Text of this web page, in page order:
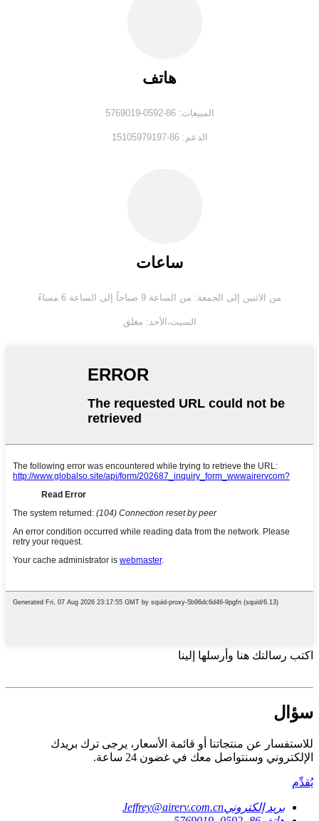
هاتف
المبيعات: 86-0592-5769019
الدعم: 86-15105979197
ساعات
من الاثنين إلى الجمعة: من الساعة 9 صباحاً إلى الساعة 6 مساءً
السبت، الأحد: مغلق
اكتب رسالتك هنا وأرسلها إلينا
سؤال
للاستفسار عن منتجاتنا أو قائمة الأسعار، يرجى ترك بريدك
الإلكتروني وسنتواصل معك في غضون 24 ساعة.
يُقدِّم
بريد إلكترونيJeffrey@airerv.com.cn